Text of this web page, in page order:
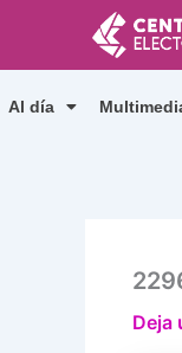
contenido
Al día
Deja